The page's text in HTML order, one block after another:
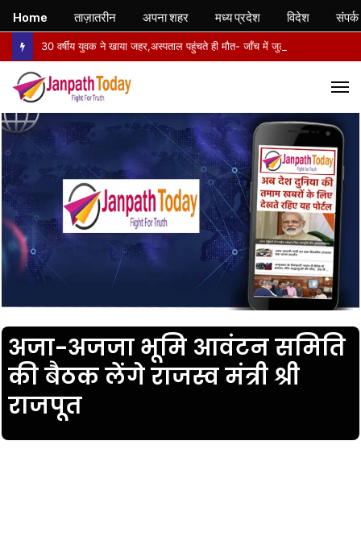
30 वर्षीय युवक ने खाया जहर,अस्पताल पहुंचते ही मौत- जाँच में जुटी पुलिस
अजा-अजजा भूमि आवंटन समिति
की बैठक लेंगे राजस्व मंत्री श्री
राजपूत
Home ताज़ातरीन अपना शहर मध्य प्रदेश विदेश संपर्क